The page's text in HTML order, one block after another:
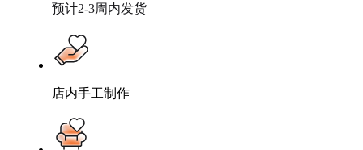
预计2-3周内发货
店内手工制作